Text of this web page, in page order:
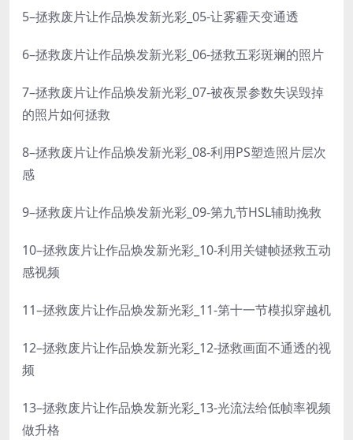
5–拯救废片让作品焕发新光彩_05-让雾霾天变通透
6–拯救废片让作品焕发新光彩_06-拯救五彩斑斓的照片
7–拯救废片让作品焕发新光彩_07-被夜景参数失误毁掉
的照片如何拯救
8–拯救废片让作品焕发新光彩_08-利用PS塑造照片层次
感
9–拯救废片让作品焕发新光彩_09-第九节HSL辅助挽救
10–拯救废片让作品焕发新光彩_10-利用关键帧拯救五动
感视频
11–拯救废片让作品焕发新光彩_11-第十一节模拟穿越机
12–拯救废片让作品焕发新光彩_12-拯救画面不通透的视
频
13–拯救废片让作品焕发新光彩_13-光流法给低帧率视频
做升格